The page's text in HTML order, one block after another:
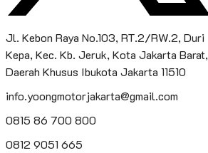
Jl. Kebon Raya No.103, RT.2/RW.2, Duri
Kepa, Kec. Kb. Jeruk, Kota Jakarta Barat,
Daerah Khusus Ibukota Jakarta 11510
info.yoongmotorjakarta@gmail.com
0815 86 700 800
0812 9051 665